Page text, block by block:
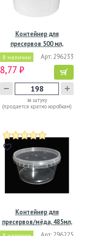
Контейнер для
пресервов 500 мл,
d112хh75 мм,…
В наличии Арт: 296233
8,77 ₽
за штуку
(продается кратно коробкам)
Контейнер для
пресервов/мёда, 485мл,